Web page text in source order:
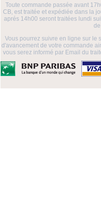
Toute commande passée avant
CB, est traitée et expédiée dans la
aprés 14h00 seront traitées lundi
Vous pourrez suivre en ligne sur le
d'avancement de votre commande
vous serez informé par Email du